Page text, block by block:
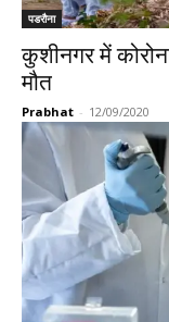
पडरौना
कुशीनगर में
मौत
Prabhat - 12/09/2020